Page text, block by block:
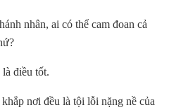
nhân, ai có thể cam đoan cả
là điều tốt.
nơi đều là tội lỗi nặng nề của